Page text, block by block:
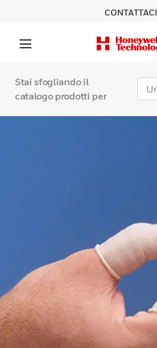
CONTATTACI
Stai sfogliando il
catalogo prodotti per